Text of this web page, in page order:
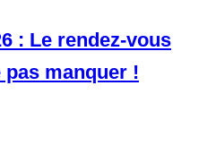
: Le rendez-vous
manquer !